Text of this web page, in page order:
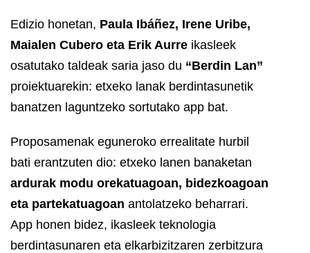
Edizio honetan, Paula Ibáñez, Irene Uribe,
Maialen Cubero eta Erik Aurre ikasleek
osatutako taldeak saria jaso du “Berdin Lan”
proiektuarekin: etxeko lanak berdintasunetik
banatzen laguntzeko sortutako app bat.
Proposamenak eguneroko errealitate hurbil
bati erantzuten dio: etxeko lanen banaketan
ardurak modu orekatuagoan, bidezkoagoan
eta partekatuagoan antolatzeko beharrari.
App honen bidez, ikasleek teknologia
berdintasunaren eta elkarbizitzaren zerbitzura